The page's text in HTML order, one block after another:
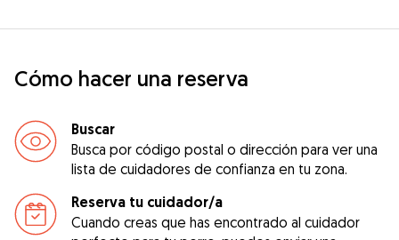
Cómo hacer una reserva
Buscar
Busca por código postal o dirección para ver una
lista de cuidadores de confianza en tu zona.
Reserva tu cuidador/a
Cuando creas que has encontrado al cuidador